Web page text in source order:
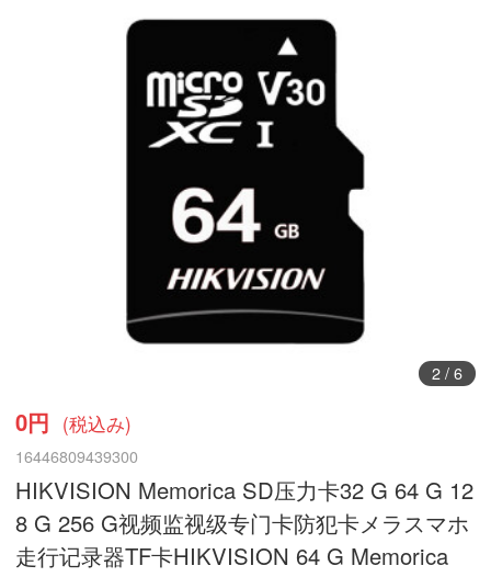
2/ 6
0円 (税込み)
16446809439300
HIKVISION Memorica SD压力卡32 G 64 G 12
8 G 256 G视频监视级专门卡防犯卡メラスマホ
走行记录器TF卡HIKVISION 64 G Memorica